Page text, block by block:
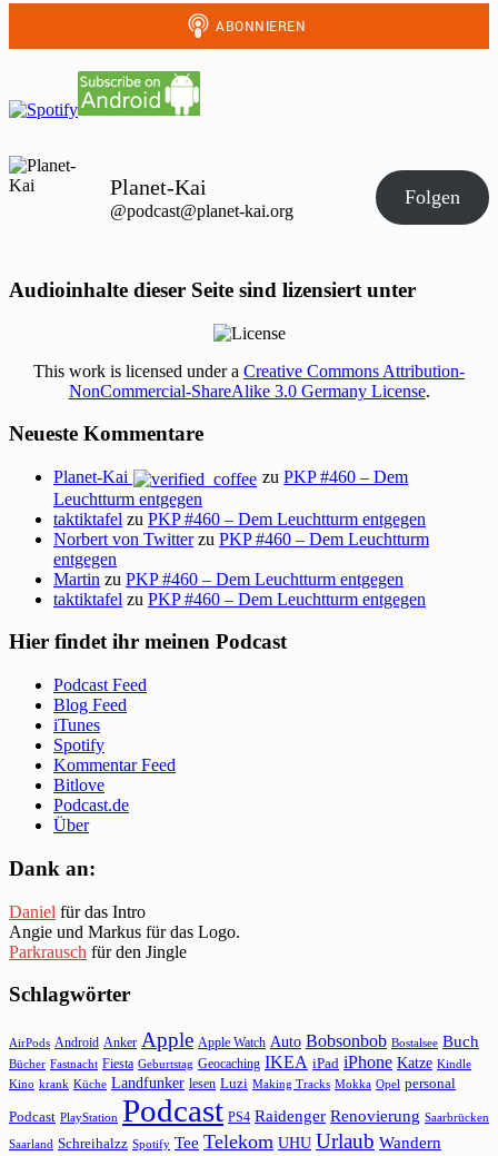
Planet-Kai
@podcast@planet-kai.org
Folgen
Audioinhalte dieser Seite sind lizensiert unter
This work is licensed under a Creative Commons Attribution-
NonCommercial-ShareAlike 3.0 Germany License.
Neueste Kommentare
Planet-Kai zuPKP #460 – Dem
Leuchtturm entgegen
taktiktafel zu PKP #460 – Dem Leuchtturm entgegen
Norbert von Twitterzu PKP #460 – Dem Leuchtturm
entgegen
Martin zu PKP #460 – Dem Leuchtturm entgegen
taktiktafel zu PKP #460 – Dem Leuchtturm entgegen
Hier findet ihr meinen Podcast
Podcast Feed
Blog Feed
iTunes
Spotify
Kommentar Feed
Bitlove
Podcast.de
Über
Dank an:
Daniel für das Intro
Angie und Markus für das Logo.
Parkrausch für den Jingle
Schlagwörter
AirPods Android Anker Apple Apple Watch Auto Bobsonbob Bostalsee Buch
Bücher Fastnacht Fiesta Geburtstag Geocaching IKEA iPad iPhone Katze Kindle
Kino krank Küche Landfunker lesen Luzi Making Tracks Mokka Opel personal
Podcast PlayStation Podcast PS4 Raidenger Renovierung Saarbrücken
Saarland Schreihalzz Spotify Tee Telekom UHU Urlaub Wandern